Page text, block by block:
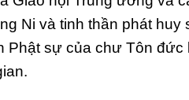
Ni và tinh thần phát
Phật sự của chư Tôn